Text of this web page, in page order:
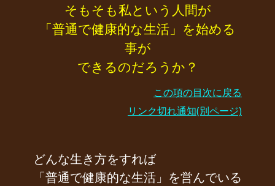
そもそも私という人間が
「普通で健康的な生活」を始める
事が
できるのだろうか？
この項の目次に戻る
リンク切れ通知(別ページ)
どんな生き方をすれば
「普通で健康的な生活」を営んでいる